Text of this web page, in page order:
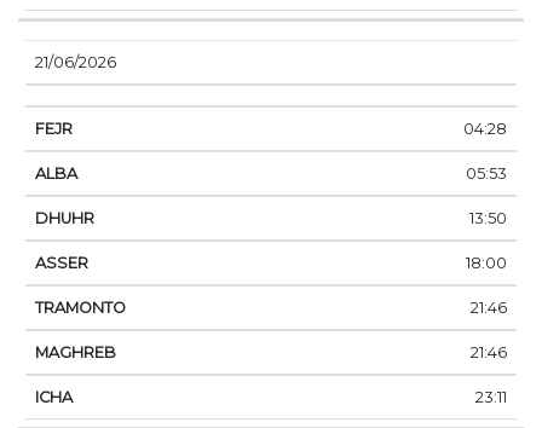
21/06/2026
04:28
05:53
13:50
18:00
21:46
21:46
23:11